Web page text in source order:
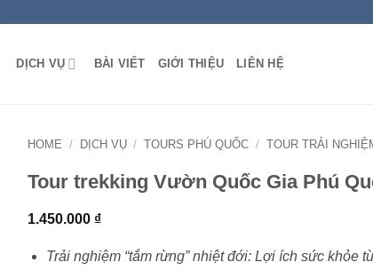
DỊCH VỤ BÀI VIẾT GIỚI THIỆU LIÊN HỆ
HOME / DỊCH VỤ / TOURS PHÚ QUỐC / TOUR TRẢI
Tour trekking Vườn Quốc Gia Phú
1.450.000 ₫
Trải nghiệm “tắm rừng” nhiệt đới: Lợi ích sức khỏe